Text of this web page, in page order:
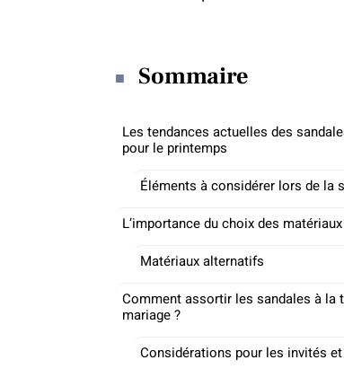
Sommaire
Les tendances actuelles des
pour le printemps
Éléments à considérer lors de la
L’importance du choix des matériaux
Matériaux alternatifs
Comment assortir les sandales à la
mariage ?
Considérations pour les invités